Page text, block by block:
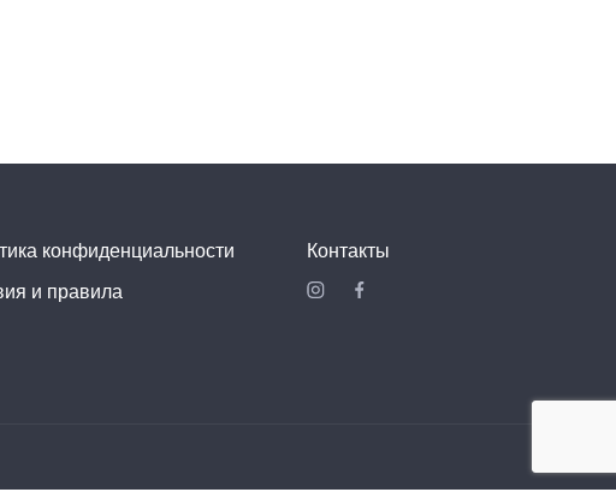
конфиденциальности
и правила
Контакты